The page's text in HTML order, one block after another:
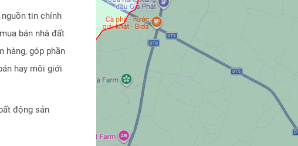
tin chính
bán nhà đất
hàng, góp phần
hay môi giới
động sản